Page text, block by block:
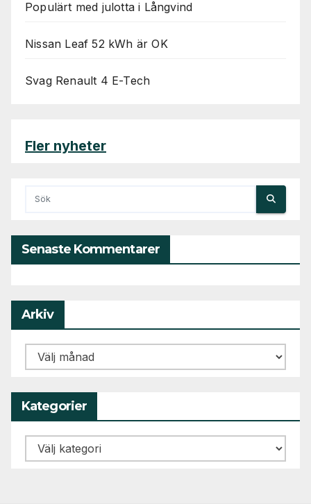
Populärt med julotta i Långvind
Nissan Leaf 52 kWh är OK
Svag Renault 4 E-Tech
Fler nyheter
Senaste Kommentarer
Arkiv
Arkiv
Kategorier
Kategorier